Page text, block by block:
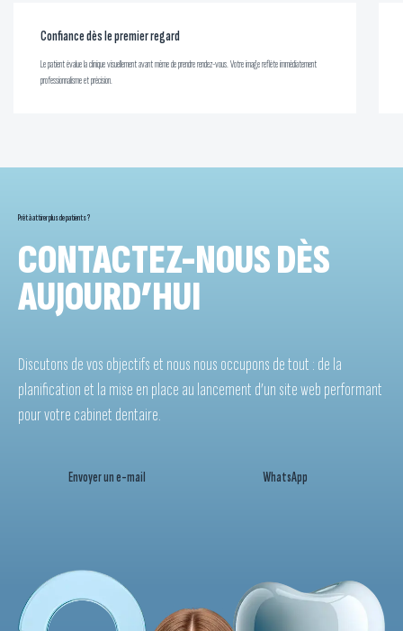
Confiance dès le premier regard
Le patient évalue la clinique visuellement avant même de prendre rendez-vous. Votre image reflète immédiatement
professionnalisme et précision.
Prêt à attirer plus de patients ?
CONTACTEZ-NOUS DÈS
AUJOURD’HUI
Discutons de vos objectifs et nous nous occupons de tout : de la
planification et la mise en place au lancement d’un site web performant
pour votre cabinet dentaire.
Envoyer un e-mail WhatsApp